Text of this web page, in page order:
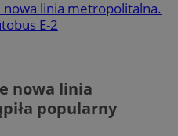
nowa linia metropolitalna.
E-2
nowa linia
popularny